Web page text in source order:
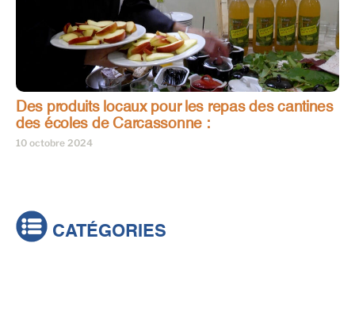
Des produits locaux pour les repas des cantines
des écoles de Carcassonne :
10 octobre 2024
CATÉGORIES